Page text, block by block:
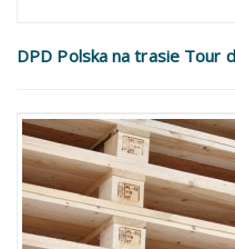
DPD Polska na trasie Tour